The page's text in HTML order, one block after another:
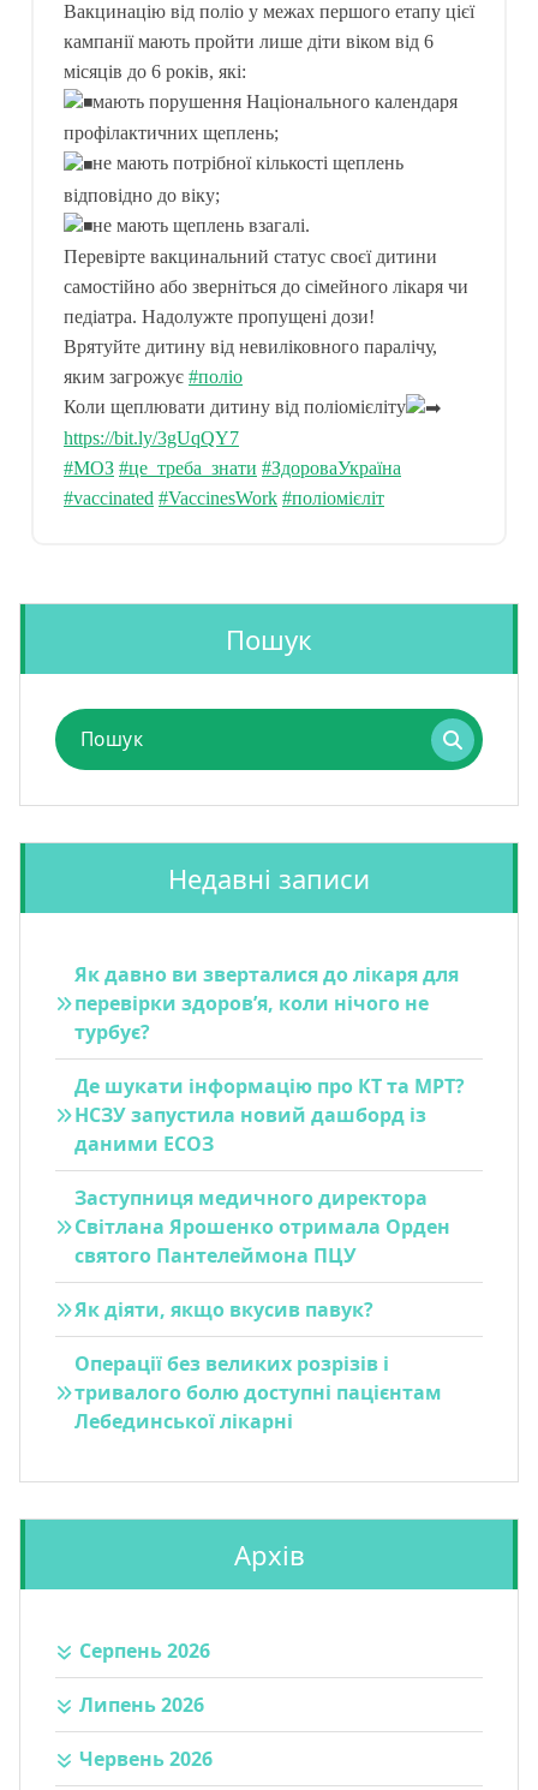
Вакцинацію від поліо у межах першого етапу цієї
кампанії мають пройти лише діти віком від 6
місяців до 6 років, які:
мають порушення Національного календаря
профілактичних щеплень;
не мають потрібної кількості щеплень
відповідно до віку;
не мають щеплень взагалі.
Перевірте вакцинальний статус своєї дитини
самостійно або зверніться до сімейного лікаря чи
педіатра. Надолужте пропущені дози!
Врятуйте дитину від невиліковного паралічу,
яким загрожує #поліо
Коли щеплювати дитину від поліомієліту
https://bit.ly/3gUqQY7
#МОЗ #це_треба_знати #ЗдороваУкраїна
#vaccinated #VaccinesWork #поліомієліт
Пошук
Пошук
для:
Недавні записи
Як давно ви зверталися до лікаря для
перевірки здоров’я, коли нічого не
турбує?
Де шукати інформацію про КТ та МРТ?
НСЗУ запустила новий дашборд із
даними ЕСОЗ
Заступниця медичного директора
Світлана Ярошенко отримала Орден
святого Пантелеймона ПЦУ
Як діяти, якщо вкусив павук?
Операції без великих розрізів і
тривалого болю доступні пацієнтам
Лебединської лікарні
Архів
Серпень 2026
Липень 2026
Червень 2026